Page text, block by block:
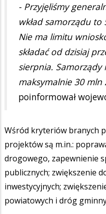
- Przyjęliśmy
wkład samorządu to
Nie ma limitu
składać od dzisiaj
sierpnia. Samorządy
maksymalnie 30 mln
poinformował
Wśród kryteriów branych
projektów są m.in.:
drogowego, zapewnienie
publicznych; zwiększenie
inwestycyjnych;
powiatowych i dróg